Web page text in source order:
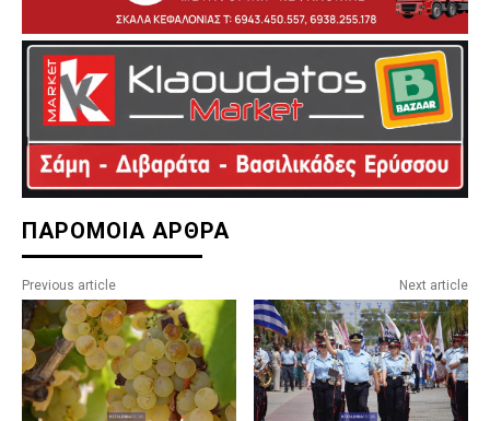
ΠΑΡΟΜΟΙΑ ΑΡΘΡΑ
Previous article Next article